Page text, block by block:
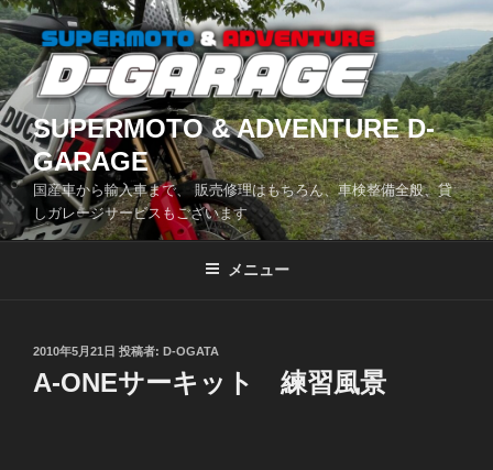
コ
ン
テ
ン
ツ
へ
ス
キ
ッ
SUPERMOTO & ADVENTURE D-
GARAGE
国産車から輸入車まで、 販売修理はもちろん、車検整備全般、貸
しガレージサービスもございます
メニュー
投
稿
日:
2010年5月21日 投稿者: D-OGATA
A-ONEサーキット 練習風景